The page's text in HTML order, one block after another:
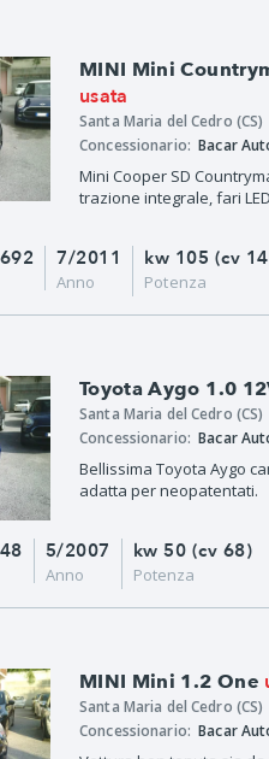
MINI Mini
usata
Santa Maria del Cedro (CS)
Concessionario: Bacar
Mini Cooper SD
trazione integrale, fari
7/2011
Anno
kw 105 (cv
Potenza
Toyota Aygo 1.0
Santa Maria del Cedro (CS)
Concessionario: Bacar
Bellissima Toyota Aygo
adatta per neopatentati.
5/2007
Anno
kw 50 (cv 68)
Potenza
MINI Mini 1.2 One
Santa Maria del Cedro (CS)
Concessionario: Bacar